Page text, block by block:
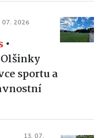
07. 2026
•
sportu a